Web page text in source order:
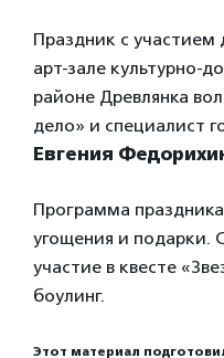
Праздник с участием
арт-зале культурно-
районе Древлянка
дело» и специалист
Евгения
Программа
угощения и подарки.
участие в квесте
боулинг.
Этот материал